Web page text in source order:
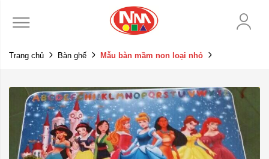
Trang chủ Bàn ghế Mẫu bàn mầm non loại nhỏ